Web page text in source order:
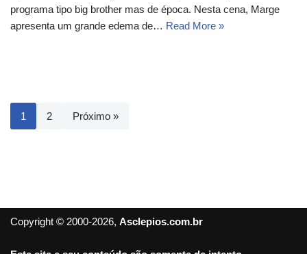
programa tipo big brother mas de época. Nesta cena, Marge
apresenta um grande edema de… Read More »
1 2 Próximo »
Copyright © 2000-2026, Asclepios.com.br